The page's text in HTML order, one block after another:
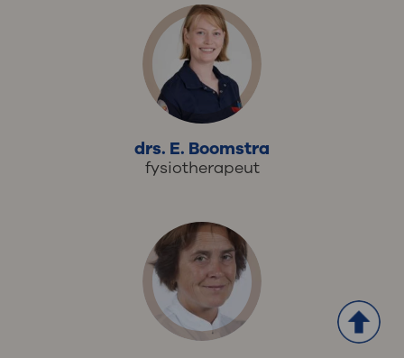
drs. E. Boomstra
fysiotherapeut